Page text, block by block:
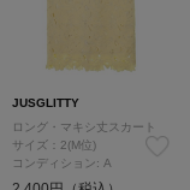
JUSGLITTY
ロング・マキシ丈スカート
サイズ：2(M位)
コンディション: A